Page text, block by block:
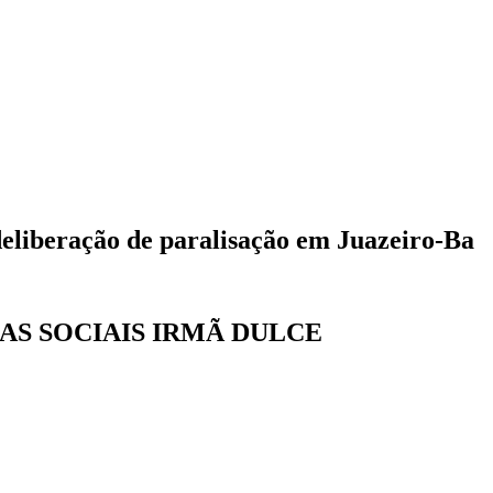
de paralisação em Juazeiro-Ba
SOCIAIS IRMÃ DULCE